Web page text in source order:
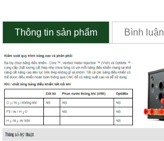
Thông tin sản phẩm Bình luận